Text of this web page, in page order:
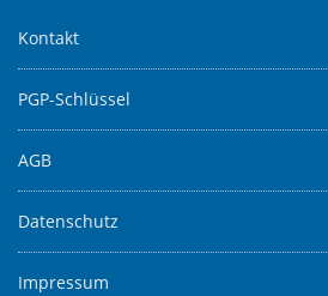
Kontakt
PGP-Schlüssel
AGB
Datenschutz
Impressum